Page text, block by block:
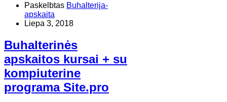
Paskelbtas Buhalterija-
apskaita
Liepa 3, 2018
Buhalterinės
apskaitos kursai + su
kompiuterine
programa Site.pro